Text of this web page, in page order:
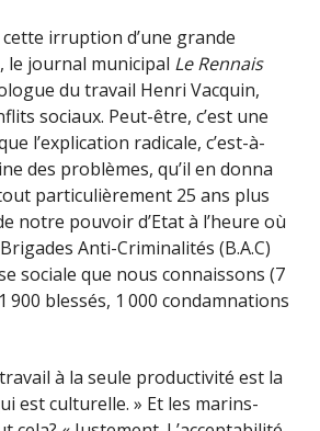
irruption d’une grande
le journal municipal Le Rennais
du travail Henri Vacquin,
sociaux. Peut-être, c’est une
l’explication radicale, c’est-à-
des problèmes, qu’il en donna
particulièrement 25 ans plus
notre pouvoir d’Etat à l’heure où
Anti-Criminalités (B.A.C)
sociale que nous connaissons (7
900 blessés, 1 000 condamnations
à la seule productivité est la
est culturelle. » Et les marins-